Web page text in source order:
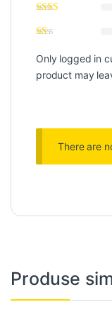
Only logged in
product may
There are
Produse